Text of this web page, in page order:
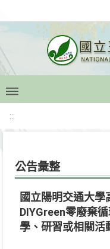
:::
公告彙整
國立陽明交通大
DIYGreen零廢棄
學、研習或相關活